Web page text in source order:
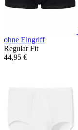
ohne Eingriff
Regular Fit
44,95 €